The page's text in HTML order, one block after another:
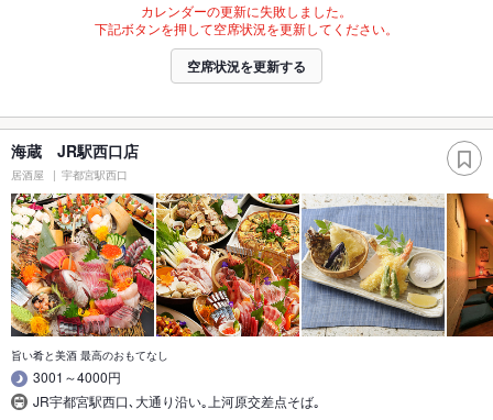
カレンダーの更新に失敗しました。
下記ボタンを押して空席状況を更新してください。
空席状況を更新する
海蔵 JR駅西口店
居酒屋 宇都宮駅西口
旨い肴と美酒 最高のおもてなし
3001～4000円
JR宇都宮駅西口､大通り沿い｡上河原交差点そば｡